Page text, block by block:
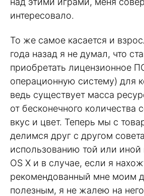
интересовало.
То же самое касается и
года назад я не думал, что
приобретать лицензионное
операционную систему) для
ведь существует масса
от бесконечного количества
вкус и цвет. Теперь мы с
делимся друг с другом
использованию той или
OS X и в случае, если я
рекомендованный мне моим
полезным, я не жалею на